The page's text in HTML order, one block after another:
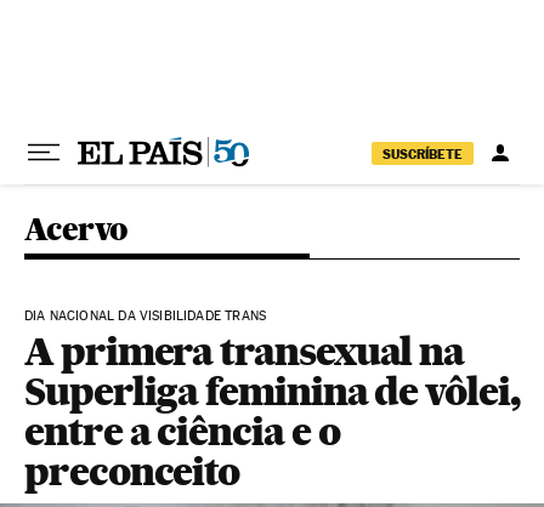
SUSCRÍBETE
Acervo
DIA NACIONAL DA VISIBILIDADE TRANS
A primera transexual na
Superliga feminina de vôlei,
entre a ciência e o
preconceito